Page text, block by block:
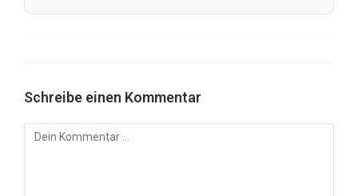
Schreibe einen Kommentar
Kommentar